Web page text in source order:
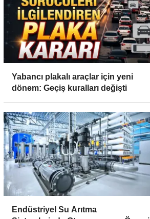
Yabancı plakalı araçlar için yeni
dönem: Geçiş kuralları değişti
Endüstriyel Su Arıtma